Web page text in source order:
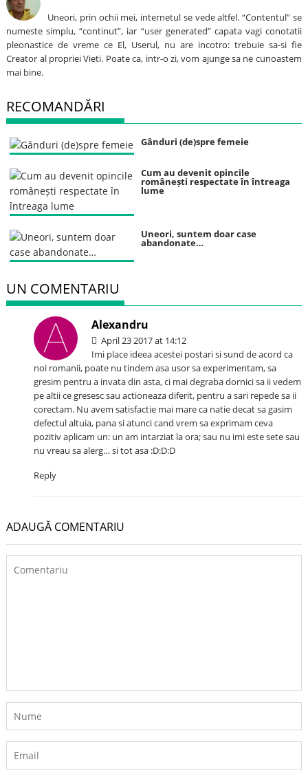
Uneori, prin ochii mei, internetul se vede altfel. “Contentul” se
numeste simplu, “continut”, iar “user generated” capata vagi conotatii
pleonastice de vreme ce El, Userul, nu are incotro: trebuie sa-si fie
Creator al propriei Vieti. Poate ca, intr-o zi, vom ajunge sa ne cunoastem
mai bine.
RECOMANDĂRI
Gânduri (de)spre femeie
Cum au devenit opincile
românești respectate în întreaga
lume
Uneori, suntem doar case
abandonate…
UN COMENTARIU
Alexandru
April 23 2017 at 14:12
Imi place ideea acestei postari si sund de acord ca
noi romanii, poate nu tindem asa usor sa experimentam, sa
gresim pentru a invata din asta, ci mai degraba dornici sa ii vedem
pe altii ce gresesc sau actioneaza diferit, pentru a sari repede sa ii
corectam. Nu avem satisfactie mai mare ca natie decat sa gasim
defectul altuia, pana si atunci cand vrem sa exprimam ceva
pozitiv aplicam un: un am intarziat la ora; sau nu imi este sete sau
nu vreau sa alerg… si tot asa :D:D:D
Reply
ADAUGĂ COMENTARIU